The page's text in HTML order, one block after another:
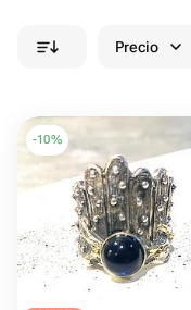
Precio
-10%